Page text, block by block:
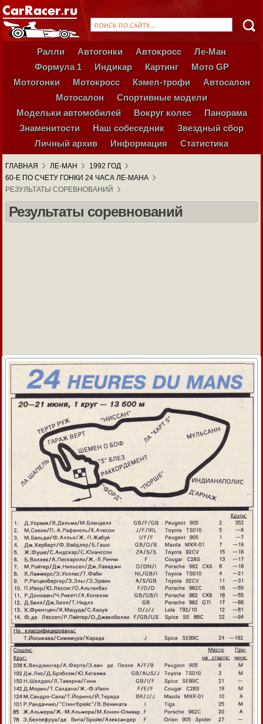
Ралли Автогонки Автокросс
Ле-Ман
Формула 1
Индикар Картинг
Мото GP
Мотогонки
Мотокросс Кэмел-трофи
Автосалон
Мотосалон
Спортивные модели
Модельки автомобилей
Вокруг колес
Панорама
Знаменитости
Наш собеседник
Звездный сбор
Личный архив
Информация Статистика
ГЛАВНАЯ ЛЕ-МАН
1992 ГОД
60-Е ПО СЧЕТУ ГОНКИ 24 ЧАСА ЛЕ-МАНА
РЕЗУЛЬТАТЫ СОРЕВНОВАНИЙ
Результаты соревнований